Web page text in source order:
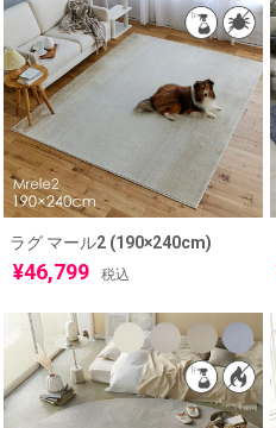
ラグ マール2 (190×240cm)
¥46,799 税込